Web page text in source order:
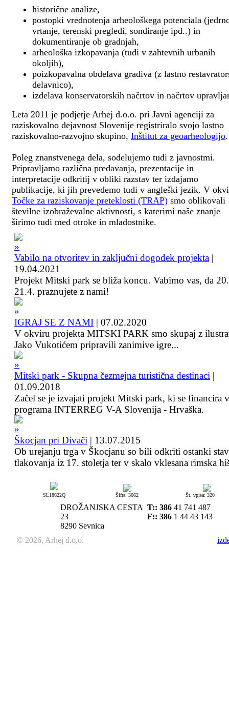
historične analize,
postopki vrednotenja arheološkega potenciala
vrtanje, terenski pregledi, sondiranje ipd..) in
dokumentiranje ob gradnjah,
arheološka izkopavanja (tudi v zahtevnih urbanih
okoljih),
poizkopavalna obdelava gradiva (z lastno
delavnico),
izdelava konservatorskih načrtov in načrtov
Leta 2011 je podjetje Arhej d.o.o. pri Javni agenciji za
raziskovalno dejavnost Slovenije registriralo svojo lastno
raziskovalno-razvojno skupino, Inštitut za geoarheologijo.
Poleg znanstvenega dela, sodelujemo tudi z javnostmi.
Pripravljamo različna predavanja, prezentacije in
interpretacije odkritij v obliki razstav ter izdajamo
publikacije, ki jih prevedemo tudi v angleški jezik. V
Točke za raziskovanje preteklosti (TRAP) smo oblikovali
številne izobraževalne aktivnosti, s katerimi naše znanje
širimo tudi med otroke in mladostnike.
Vabilo na otvoritev in zaključni dogodek projekta |
19.04.2021
Projekt Mitski park se bliža koncu. Vabimo vas, da
21.4. praznujete z nami!
IGRAJ SE Z NAMI | 07.02.2020
V okviru projekta MITSKI PARK smo skupaj z
Jako Vukotićem pripravili zanimive igre...
Mitski park - Skupna čezmejna turistična destinaci |
01.09.2018
Začel se je izvajati projekt Mitski park, ki se financira
programa INTERREG V-A Slovenija - Hrvaška.
Škocjan pri Divači | 13.07.2015
Ob urejanju trga v Škocjanu so bili odkriti ostanki
tlakovanja iz 17. stoletja ter v skalo vklesana rimska
SL18622Q Šifra: 3062 Št. vpisa: 320
DROŽANJSKA CESTA
23
8290 Sevnica
T:: 386 41 741 487
F:: 386 1 44 43 143
© 2026, Arhej d.o.o.